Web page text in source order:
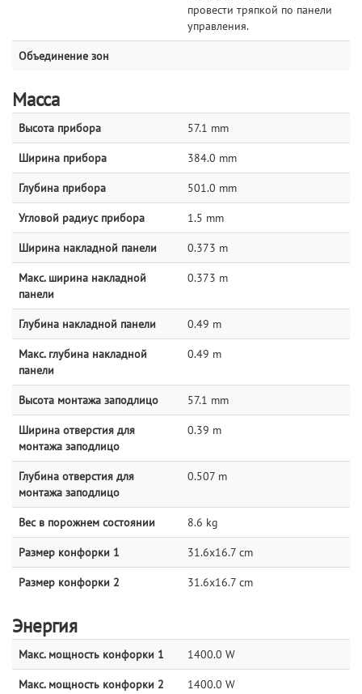
провести тряпкой по панели
управления.
Объединение зон
Масса
Высота прибора 57.1 mm
Ширина прибора 384.0 mm
Глубина прибора 501.0 mm
Угловой радиус прибора 1.5 mm
Ширина накладной панели 0.373 m
Макс. ширина накладной
панели
0.373 m
Глубина накладной панели 0.49 m
Макс. глубина накладной
панели
0.49 m
Высота монтажа заподлицо 57.1 mm
Ширина отверстия для
монтажа заподлицо
0.39 m
Глубина отверстия для
монтажа заподлицо
0.507 m
Вес в порожнем состоянии 8.6 kg
Размер конфорки 1 31.6x16.7 cm
Размер конфорки 2 31.6x16.7 cm
Энергия
Макс. мощность конфорки 1 1400.0 W
Макс. мощность конфорки 2 1400.0 W